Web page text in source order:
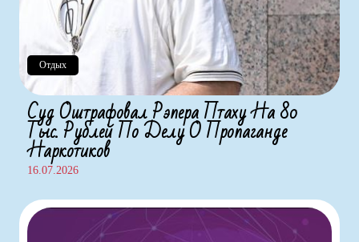
Отдых
Суд Оштрафовал Рэпера Птаху На 80
Тыс. Рублей По Делу О Пропаганде
Наркотиков
16.07.2026